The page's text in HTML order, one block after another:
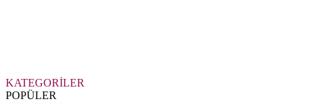
KATEGORİLER
POPÜLER